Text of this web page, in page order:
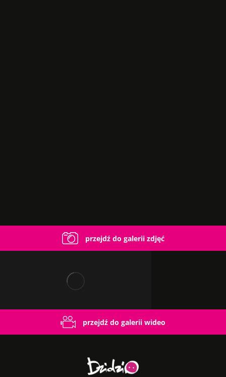
przejdź do galerii zdjęć
przejdź do galerii wideo